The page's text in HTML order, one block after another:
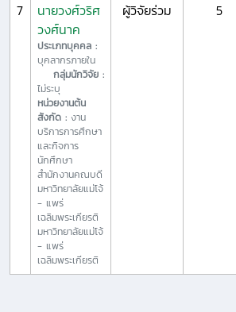
7
นายวงศ์วริศ
วงศ์นาค
ประเภทบุคคล :
บุคลากรภายใน
กลุ่มนักวิจัย :
ไม่ระบุ
หน่วยงานต้น
สังกัด : งาน
บริการการศึกษา
และกิจการ
นักศึกษา
สำนักงานคณบดี
มหาวิทยาลัยแม่โจ้
- แพร่
เฉลิมพระเกียรติ
มหาวิทยาลัยแม่โจ้
- แพร่
เฉลิมพระเกียรติ
ผู้วิจัยร่วม 5